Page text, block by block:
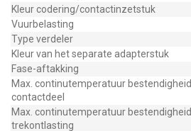
Kleur codering/contactinzetstuk
Vuurbelasting
Type verdeler
Kleur van het separate adapterstuk
Fase-aftakking
Max. continutemperatuur bestendigheid
contactdeel
Max. continutemperatuur bestendigheid
trekontlasting